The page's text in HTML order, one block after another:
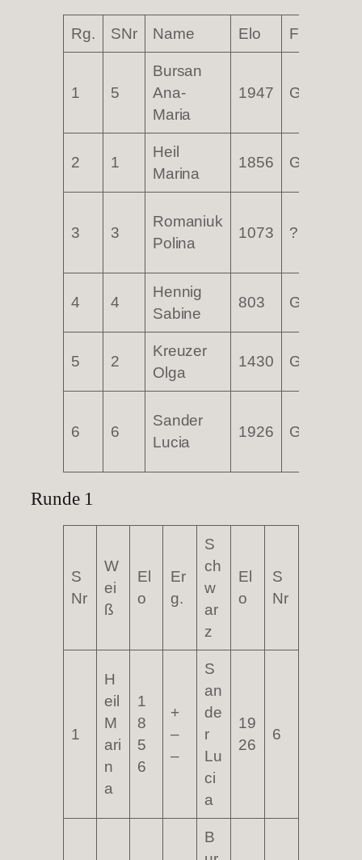
Rg. SNr Name Elo FED
1 5
Bursan
Ana-
Maria
1947 GER
2 1
Heil
Marina
1856 GER
3 3
Romaniuk
Polina
1073 ?
4 4
Hennig
Sabine
803 GER
5 2
Kreuzer
Olga
1430 GER
6 6
Sander
Lucia
1926 GER
Runde 1
S
Nr
W
ei
ß
El
o
Er
g.
S
ch
w
ar
z
El
o
S
Nr
1
H
eil
M
ari
n
a
1
8
5
6
+
–
–
S
an
de
r
Lu
ci
a
19
26
6
B